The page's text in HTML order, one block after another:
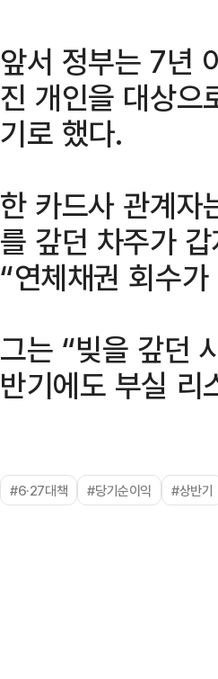
앞서 정부는 7년
진 개인을 대상으
기로 했다.
한 카드사 관계자
를 갚던 차주가
“연체채권 회수
그는 “빚을 갚던
반기에도 부실 리
#6·27대책 #당기순이익 #상반기